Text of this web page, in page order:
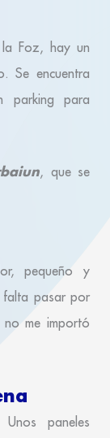
Foz, hay un
Se encuentra
parking para
, que se
pequeño y
falta pasar por
me importó
paneles